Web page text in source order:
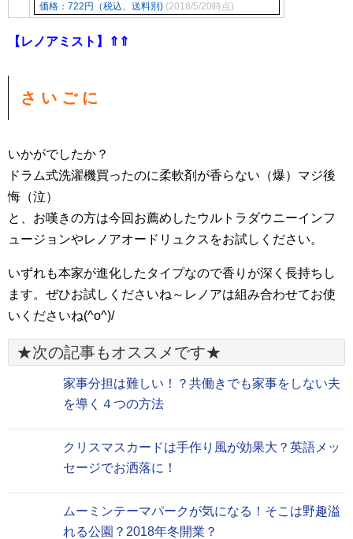
価格：722円（税込、送料別) (2018/5/20時点)
【レノアミスト】⇑⇑
さ い ご に
いかがでしたか？
ドラム式洗濯機買ったのに柔軟剤が香らない（爆）マジ後
悔（泣）
と、お嘆きの方は今回お薦めしたウルトラダウニーインフ
ュージョンやレノアオードリュクスをお試しください。
いずれも本家が進化したタイプなので香りが深く長持ちし
ます。ぜひお試しくださいね～レノアは組み合わせてお使
いくださいね(^o^)/
★次の記事もオススメです★
家事分担は難しい！？共働きでも家事をしない夫
を導く４つの方法
クリスマスカードは手作り風が効果大？英語メッ
セージでお洒落に！
ムーミンテーマパークが気になる！そこは野趣溢
れる公園？2018年冬開業？